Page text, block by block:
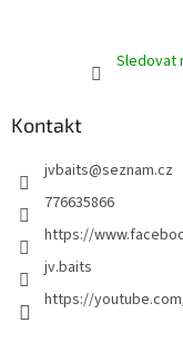
Sledovat
Kontakt
jvbaits@seznam.cz
776635866
https://
jv.baits
https://youtube.com/